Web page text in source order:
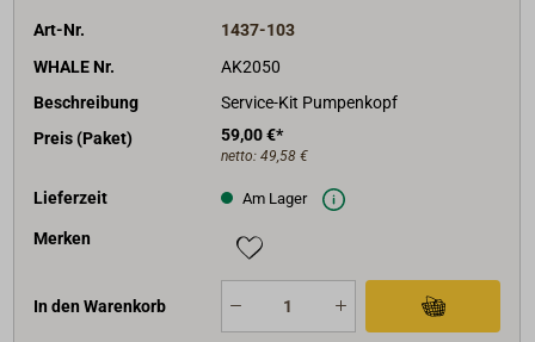
Art-Nr.
1437-103
WHALE Nr.
AK2050
Beschreibung
Service-Kit Pumpenkopf
Preis (Paket)
59,00 €*
netto: 49,58 €
Lieferzeit Am Lager
Merken
In den Warenkorb